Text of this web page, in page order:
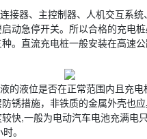
接器、主控制器、人机交互系
动急停开关。所以合格的充电
。直流充电桩一般安装在高速
的液位是否在正常范围内且充
锈措施，非铁质的金属外壳也
快,一般为电动汽车电池充满电
。